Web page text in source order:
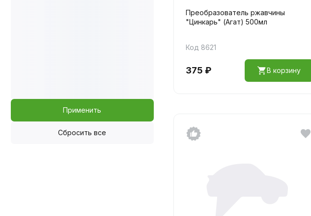
Применить
Сбросить все
Преобразователь ржавчины
"Цинкарь" (Агат) 500мл
Код 8621
375 ₽ В корзину